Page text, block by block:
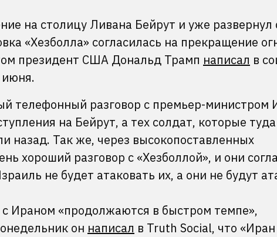
на столицу Ливана Бейрут и уже развернул
«Хезболла» согласилась на прекращение
президент США Дональд Трамп написал в
июня.
телефонный разговор с премьер-министром
на Бейрут, а тех солдат, которые туда
назад. Так же, через высокопоставленных
хороший разговор с «Хезболлой», и они
не будет атаковать их, а они не будут
Ираном «продолжаются в быстром темпе»,
он написал в Truth Social, что «Иран